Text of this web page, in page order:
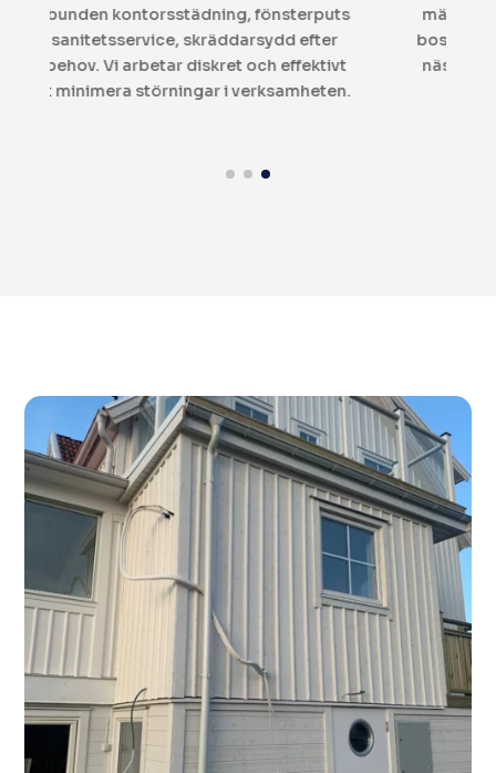
mäklarnas riktlinjer och garanterar att din
bostad lämnas perfekt städad och redo för
nästa boende. RUT-avdraget gör tjänsten
50 % billigare!